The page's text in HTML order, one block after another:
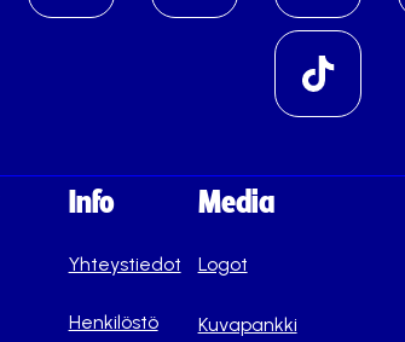
Info
Yhteystiedot
Henkilöstö
Media
Logot
Kuvapankki